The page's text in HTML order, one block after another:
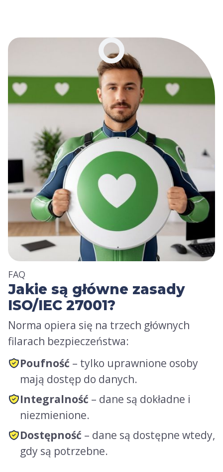
FAQ
Jakie są główne zasady
ISO/IEC 27001?
Norma opiera się na trzech głównych
filarach bezpieczeństwa:
Poufność – tylko uprawnione osoby
mają dostęp do danych.
Integralność – dane są dokładne i
niezmienione.
Dostępność – dane są dostępne wtedy,
gdy są potrzebne.